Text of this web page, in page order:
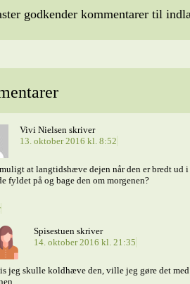
godkender kommentarer til
Vivi Nielsen skriver
13. oktober 2016 kl. 8:52
at langtidshæve dejen når den er bredt ud
fyldet på og bage den om morgenen?
Spisestuen skriver
14. oktober 2016 kl. 21:35
jeg skulle koldhæve den, ville jeg gøre det